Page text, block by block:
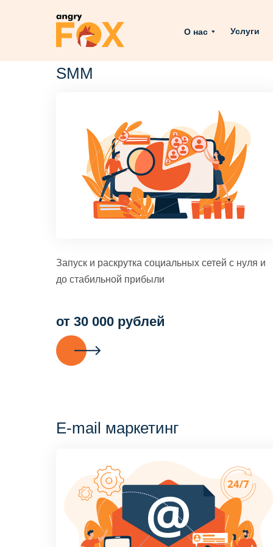
О нас Услуги
SMM
Запуск и раскрутка социальных сетей с нуля и
до стабильной прибыли
от 30 000 рублей
E-mail маркетинг